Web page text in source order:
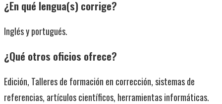
¿En qué lengua(s) corrige?
Inglés y portugués.
¿Qué otros oficios ofrece?
Edición, Talleres de formación en corrección, sistemas de
referencias, artículos científicos, herramientas informáticas.